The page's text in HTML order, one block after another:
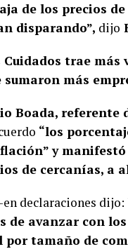
de los precios
disparando”, dijo
Cuidados trae
sumaron más
Boada, referente
“los
y manifestó
de cercanías, a
-en declaraciones dijo:
de avanzar con
tamaño de